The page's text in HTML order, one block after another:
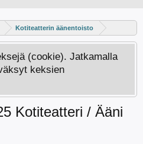
Kotiteatterin äänentoisto
(cookie). Jatkamalla
keksien
Kotiteatteri / Ääni